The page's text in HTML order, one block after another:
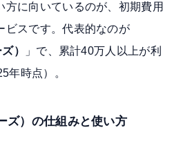
方に向いているのが、初期費用
ビスです。代表的なのが
） 」で、
累計40万人以上が利
年時点）。
ズ）の仕組みと使い方